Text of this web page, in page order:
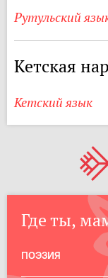
Рутульский
Кетская
Кетский язык
Где ты,
ПОЭЗИЯ